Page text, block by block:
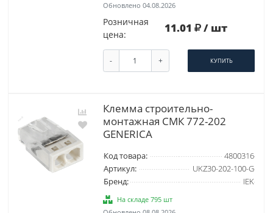
Обновлено 04.08.2026
Розничная
цена:
11.01 / шт
- + КУПИТЬ
Клемма строительно-
монтажная СМК 772-202
GENERICA
Код товара:
4800316
Артикул:
UKZ30-202-100-G
Бренд:
IEK
На складе 795 шт